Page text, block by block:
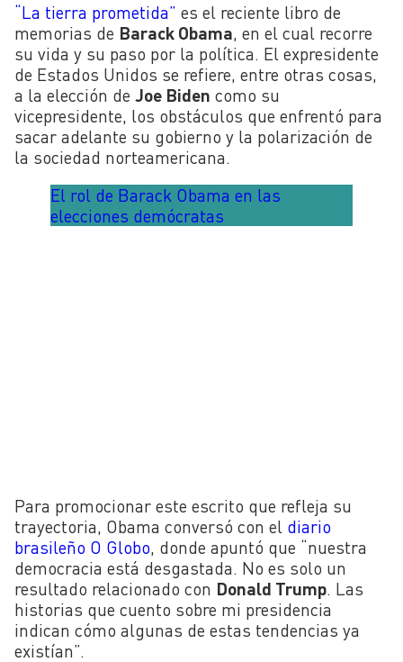
“La tierra prometida” es el reciente libro de
memorias de Barack Obama , en el cual recorre
su vida y su paso por la política. El expresidente
de Estados Unidos se refiere, entre otras cosas,
a la elección de Joe Biden como su
vicepresidente, los obstáculos que enfrentó para
sacar adelante su gobierno y la polarización de
la sociedad norteamericana.
El rol de Barack Obama en las
elecciones demócratas
Para promocionar este escrito que refleja su
trayectoria, Obama conversó con el diario
brasileño O Globo, donde apuntó que “nuestra
democracia está desgastada. No es solo un
resultado relacionado con Donald Trump. Las
historias que cuento sobre mi presidencia
indican cómo algunas de estas tendencias ya
existían”.